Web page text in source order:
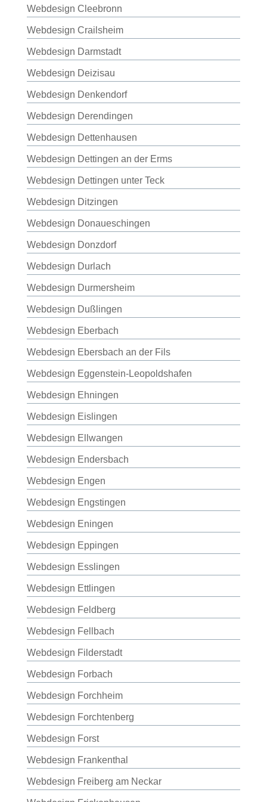
Webdesign Cleebronn
Webdesign Crailsheim
Webdesign Darmstadt
Webdesign Deizisau
Webdesign Denkendorf
Webdesign Derendingen
Webdesign Dettenhausen
Webdesign Dettingen an der Erms
Webdesign Dettingen unter Teck
Webdesign Ditzingen
Webdesign Donaueschingen
Webdesign Donzdorf
Webdesign Durlach
Webdesign Durmersheim
Webdesign Dußlingen
Webdesign Eberbach
Webdesign Ebersbach an der Fils
Webdesign Eggenstein-Leopoldshafen
Webdesign Ehningen
Webdesign Eislingen
Webdesign Ellwangen
Webdesign Endersbach
Webdesign Engen
Webdesign Engstingen
Webdesign Eningen
Webdesign Eppingen
Webdesign Esslingen
Webdesign Ettlingen
Webdesign Feldberg
Webdesign Fellbach
Webdesign Filderstadt
Webdesign Forbach
Webdesign Forchheim
Webdesign Forchtenberg
Webdesign Forst
Webdesign Frankenthal
Webdesign Freiberg am Neckar